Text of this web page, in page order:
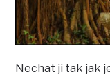
Nechat ji tak jak